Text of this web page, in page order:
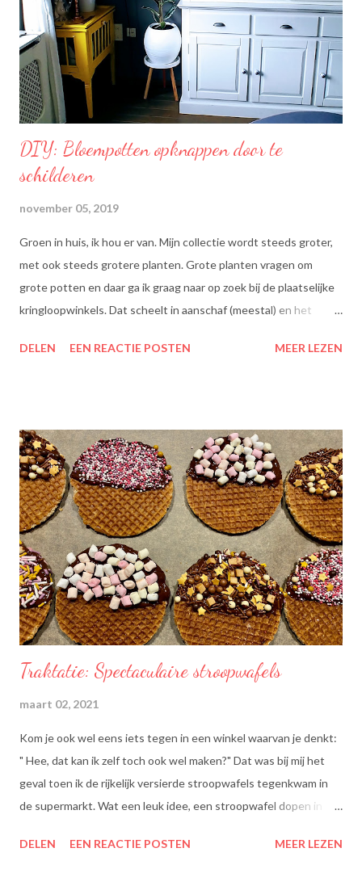
normaal cholesterolgehalte in het bloed. Becel Dieetolie geeft
een optimale smaak aan uw gerechten, met behoud van de
smaak van uw originele ingrediënten. Naast warme toepassing
l...
DIY: Bloempotten opknappen door te
schilderen
november 05, 2019
Groen in huis, ik hou er van. Mijn collectie wordt steeds groter,
met ook steeds grotere planten. Grote planten vragen om
grote potten en daar ga ik graag naar op zoek bij de plaatselijke
kringloopwinkels. Dat scheelt in aanschaf (meestal) en het
voor onze planeet, nietwaar?
DELEN EEN REACTIE POSTEN MEER LEZEN
Traktatie: Spectaculaire stroopwafels
maart 02, 2021
Kom je ook wel eens iets tegen in een winkel waarvan je denkt:
" Hee, dat kan ik zelf toch ook wel maken?" Dat was bij mij het
geval toen ik de rijkelijk versierde stroopwafels tegenkwam in
de supermarkt. Wat een leuk idee, een stroopwafel dopen in
lekkere traktatie, nietwaar?
DELEN EEN REACTIE POSTEN MEER LEZEN